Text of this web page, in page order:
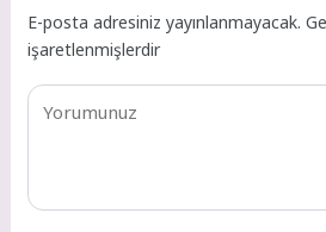
E-posta adresiniz yayınlanmayacak.
işaretlenmişlerdir